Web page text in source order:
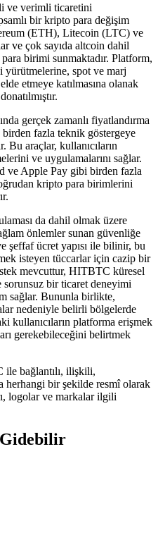
ve verimli ticaretini
bir kripto para değişim
(ETH), Litecoin (LTC) ve
ve çok sayıda altcoin dahil
birimi sunmaktadır. Platform,
yürütmelerine, spot ve marj
etmeye katılmasına olanak
gerçek zamanlı fiyatlandırma
fazla teknik göstergeye
araçlar, kullanıcıların
ve uygulamalarını sağlar.
ve Apple Pay gibi birden fazla
kripto para birimlerini
da dahil olmak üzere
önlemler sunan güvenliğe
şeffaf ücret yapısı ile bilinir, bu
isteyen tüccarlar için cazip bir
mevcuttur, HITBTC küresel
sorunsuz bir ticaret deneyimi
sağlar. Bununla birlikte,
nedeniyle belirli bölgelerde
kullanıcıların platforma erişmek
gerekebileceğini belirtmek
ile bağlantılı, ilişkili,
herhangi bir şekilde resmî olarak
logolar ve markalar ilgili
Gidebilir